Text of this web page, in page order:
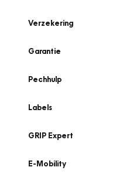
Verzekering
Garantie
Pechhulp
Labels
GRIP Expert
E-Mobility